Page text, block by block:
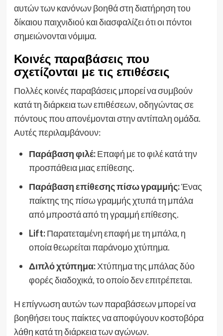
αυτών των κανόνων βοηθά στη διατήρηση του
δίκαιου παιχνιδιού και διασφαλίζει ότι οι πόντοι
σημειώνονται νόμιμα.
Κοινές παραβάσεις που
σχετίζονται με τις επιθέσεις
Πολλές κοινές παραβάσεις μπορεί να συμβούν
κατά τη διάρκεια των επιθέσεων, οδηγώντας σε
πόντους που απονέμονται στην αντίπαλη ομάδα.
Αυτές περιλαμβάνουν:
Παράβαση φιλέ:Επαφή με το φιλέ κατά την
προσπάθεια μιας επίθεσης.
Παράβαση επίθεσης πίσω γραμμής:Ένας
παίκτης της πίσω γραμμής χτυπά τη μπάλα
από μπροστά από τη γραμμή επίθεσης.
Lift:Παρατεταμένη επαφή με τη μπάλα, η
οποία θεωρείται παράνομο χτύπημα.
Διπλό χτύπημα:Χτύπημα της μπάλας δύο
φορές διαδοχικά, το οποίο δεν επιτρέπεται.
Η επίγνωση αυτών των παραβάσεων μπορεί να
βοηθήσει τους παίκτες να αποφύγουν κοστοβόρα
λάθη κατά τη διάρκεια των αγώνων.